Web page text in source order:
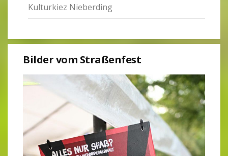
Kul­tur­kiez Nie­ber­ding
Bilder vom Stra­ßen­fest